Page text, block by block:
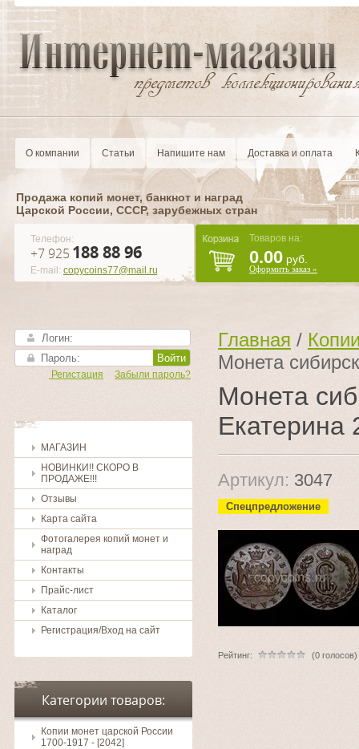
О компании Статьи Напишите нам Доставка и оплата
Продажа копий монет, банкнот и наград
Царской России, CCCР, зарубежных стран
Телефон:
+7 925 188 88 96
E-mail: copycoins77@mail.ru
Товаров на:
0.00 руб.
Оформить заказ »
Войти
Забыли пароль?
Регистация
МАГАЗИН
НОВИНКИ!! СКОРО В
ПРОДАЖЕ!!!
Отзывы
Карта сайта
Фотогалерея копий монет и
наград
Контакты
Прайс-лист
Каталог
Регистрация/Вход на сайт
Категории товаров:
Копии монет царской России
1700-1917 - [2042]
Главная /
Монета
Монета
Екатерина
Артикул: 3047
Спецпредложение
Рейтинг: (0 голосов)